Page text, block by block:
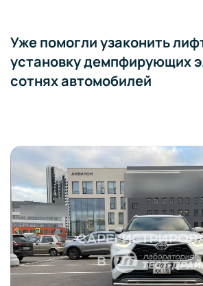
Уже помогли узаконить
установку демпфирующих
сотнях автомобилей